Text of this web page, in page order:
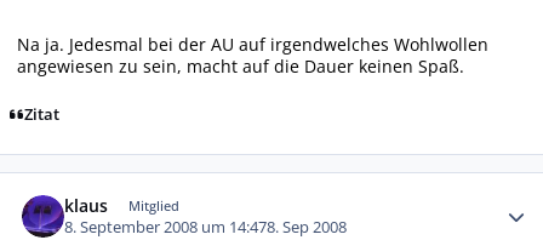
Na ja. Jedesmal bei der AU auf irgendwelches Wohlwollen
angewiesen zu sein, macht auf die Dauer keinen Spaß.
Zitat
klaus Mitglied
8. September 2008 um 14:478. Sep 2008